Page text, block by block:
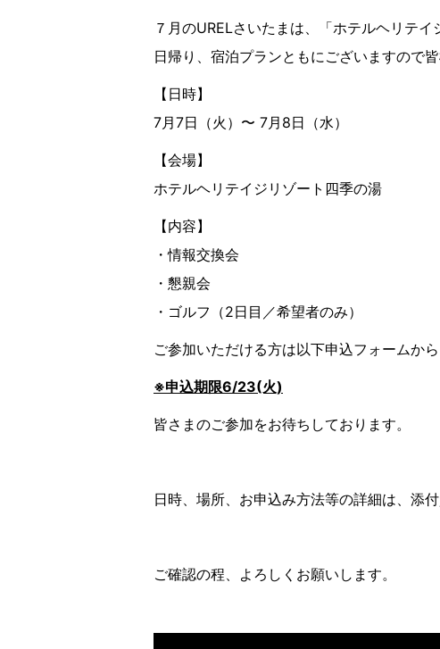
７月のURELさいたまは、「ホテルヘリテ
日帰り、宿泊プランともにございますので
【日時】
7月7日（火）〜 7月8日（水）
【会場】
ホテルヘリテイジリゾート四季の湯
【内容】
・情報交換会
・懇親会
・ゴルフ（2日目／希望者のみ）
ご参加いただける方は以下申込フォームか
※申込期限6/23(火)
皆さまのご参加をお待ちしております。
日時、場所、お申込み方法等の詳細は、添
ご確認の程、よろしくお願いします。